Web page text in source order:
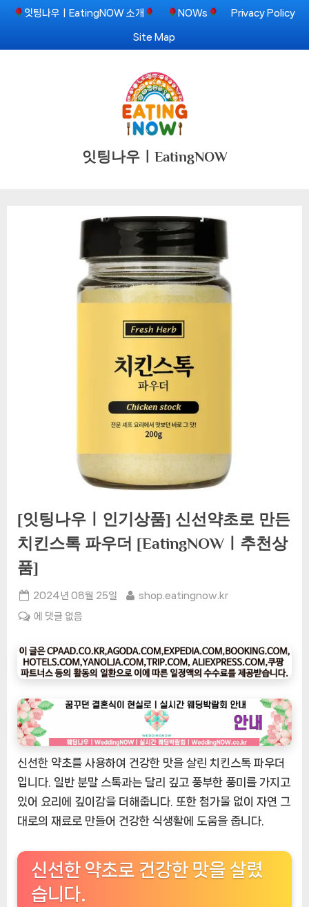
Skip
content
잇팅나우ㅣEatingNOW 소개 NOWs Privacy Policy
Site Map
잇팅나우ㅣEatingNOW
[잇팅나우ㅣ인기상품] 신선약초로 만든
치킨스톡 파우더 [EatingNOWㅣ추천상
품]
Posted
on
2024년 08월 25일 By
shop.eatingnow.kr
[잇
나
우
ㅣ
인
기
상
품]
신
선
약
초
든
치
킨
에 댓글 없음
신선한 약초를 사용하여 건강한 맛을 살린 치킨스톡 파우더
입니다. 일반 분말 스톡과는 달리 깊고 풍부한 풍미를 가지고
있어 요리에 깊이감을 더해줍니다. 또한 첨가물 없이 자연 그
대로의 재료로 만들어 건강한 식생활에 도움을 줍니다.
신선한 약초로 건강한 맛을 살렸
습니다.